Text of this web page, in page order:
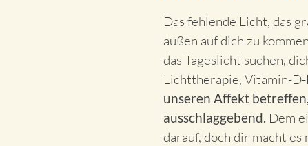
Das fehlende Licht, das
außen auf dich zu
das Tageslicht suchen,
Lichttherapie, Vitamin-D-
unseren Affekt
ausschlaggebend. Dem
darauf, doch dir macht